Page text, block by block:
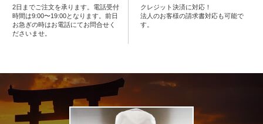
な
し
楽・
観
2日までご注文を承ります。電話受付
時間は9:00〜19:00となります。前日
お急ぎの時はお電話にてお問合せく
ださいませ。
クレジット決済に対応！
法人のお客様の請求書対応も可能で
す。